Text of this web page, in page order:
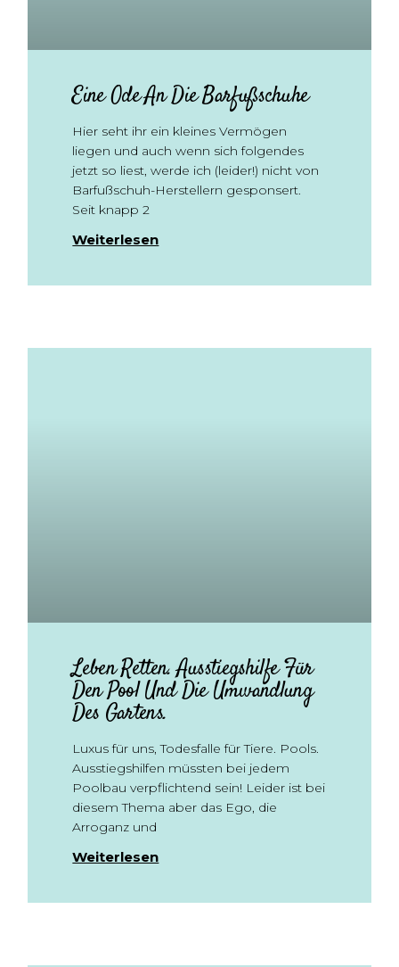
Eine Ode An Die Barfußschuhe
Hier seht ihr ein kleines Vermögen
liegen und auch wenn sich folgendes
jetzt so liest, werde ich (leider!) nicht von
Barfußschuh-Herstellern gesponsert.
Seit knapp 2
Weiterlesen
Leben Retten. Ausstiegshilfe Für
Den Pool Und Die Umwandlung
Des Gartens.
Luxus für uns, Todesfalle für Tiere. Pools.
Ausstiegshilfen müssten bei jedem
Poolbau verpflichtend sein! Leider ist bei
diesem Thema aber das Ego, die
Arroganz und
Weiterlesen